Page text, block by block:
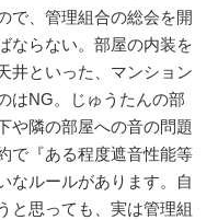
で、管理組合の総会を開
ならない。部屋の内装を
井といった、マンション
はNG。じゅうたんの部
や隣の部屋への音の問題
で『ある程度遮音性能等
なルールがあります。自
と思っても、実は管理組